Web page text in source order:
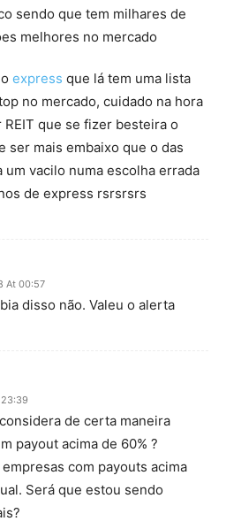
sendo que tem milhares de
melhores no mercado
express que lá tem uma lista
no mercado, cuidado na hora
que se fizer besteira o
ser mais embaixo que o das
um vacilo numa escolha errada
de express rsrsrsrs
At 00:57
disso não. Valeu o alerta
de certa maneira
payout acima de 60% ?
com payouts acima
Será que estou sendo